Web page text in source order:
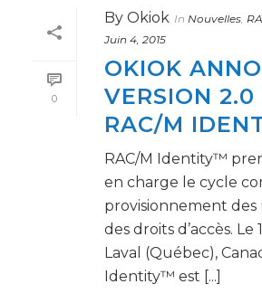
0
By Okiok In Nouvelles
Juin 4, 2015
OKIOK
VERSION 2.0
RAC/M
RAC/M Identity™
en charge le cycle
provisionnement
des droits d’accès. Le
Laval (Québec),
Identity™ est [...]